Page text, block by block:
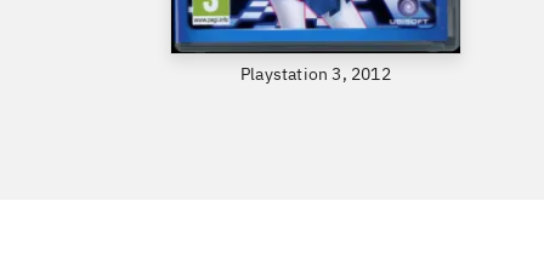
Playstation 3, 2012